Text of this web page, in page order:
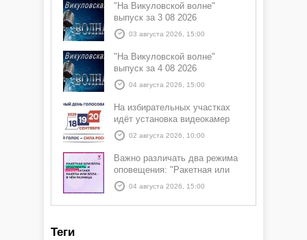
"На Викуловской волне"
выпуск за 3 08 2026
03 августа 2026, 15:00
"На Викуловской волне"
выпуск за 4 08 2026
04 августа 2026, 15:00
На избирательных участках
идёт установка видеокамер
02 августа 2026, 10:00
Важно различать два режима
оповещения: "Ракетная или
БПЛА опасность" и "Угроза
атаки ракеты или БПЛА"
04 августа 2026, 15:00
Теги